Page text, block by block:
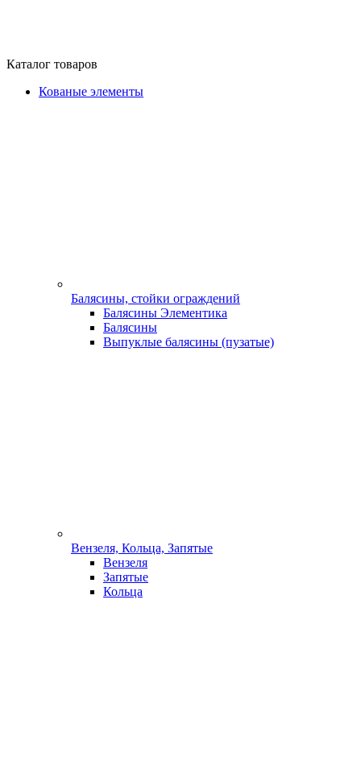
Каталог товаров
Кованые элементы
Балясины, стойки ограждений
Балясины Элементика
Балясины
Выпуклые балясины (пузатые)
Вензеля, Кольца, Запятые
Вензеля
Запятые
Кольца